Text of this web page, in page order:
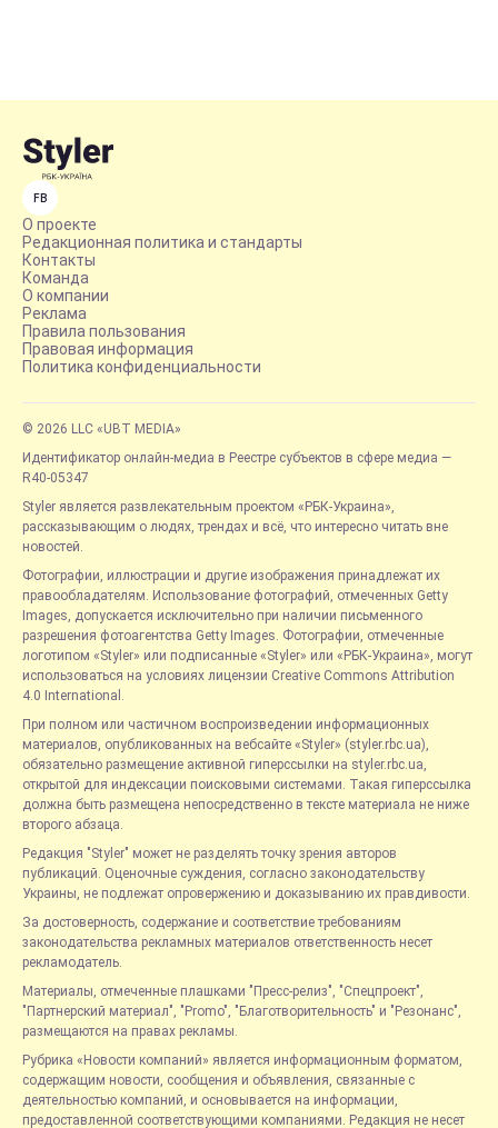
FB
О проекте
Редакционная политика и стандарты
Контакты
Команда
О компании
Реклама
Правила пользования
Правовая информация
Политика конфиденциальности
© 2026 LLC «UBT MEDIA»
Идентификатор онлайн-медиа в Реестре субъектов в сфере медиа —
R40-05347
Styler является развлекательным проектом «РБК-Украина»,
рассказывающим о людях, трендах и всё, что интересно читать вне
новостей.
Фотографии, иллюстрации и другие изображения принадлежат их
правообладателям. Использование фотографий, отмеченных Getty
Images, допускается исключительно при наличии письменного
разрешения фотоагентства Getty Images. Фотографии, отмеченные
логотипом «Styler» или подписанные «Styler» или «РБК-Украина», могут
использоваться на условиях лицензии Creative Commons Attribution
4.0 International.
При полном или частичном воспроизведении информационных
материалов, опубликованных на вебсайте «Styler» (styler.rbc.ua),
обязательно размещение активной гиперссылки на styler.rbc.ua,
открытой для индексации поисковыми системами. Такая гиперссылка
должна быть размещена непосредственно в тексте материала не ниже
второго абзаца.
Редакция "Styler" может не разделять точку зрения авторов
публикаций. Оценочные суждения, согласно законодательству
Украины, не подлежат опровержению и доказыванию их правдивости.
За достоверность, содержание и соответствие требованиям
законодательства рекламных материалов ответственность несет
рекламодатель.
Материалы, отмеченные плашками "Пресс-релиз", "Спецпроект",
"Партнерский материал", "Promo", "Благотворительность" и "Резонанс",
размещаются на правах рекламы.
Рубрика «Новости компаний» является информационным форматом,
содержащим новости, сообщения и объявления, связанные с
деятельностью компаний, и основывается на информации,
предоставленной соответствующими компаниями. Редакция не несет